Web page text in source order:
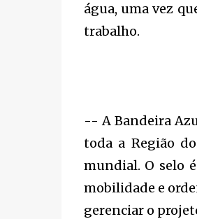
água, uma vez
trabalho.
-- A Bandeira
toda a Região
mundial. O selo
mobilidade e
gerenciar o